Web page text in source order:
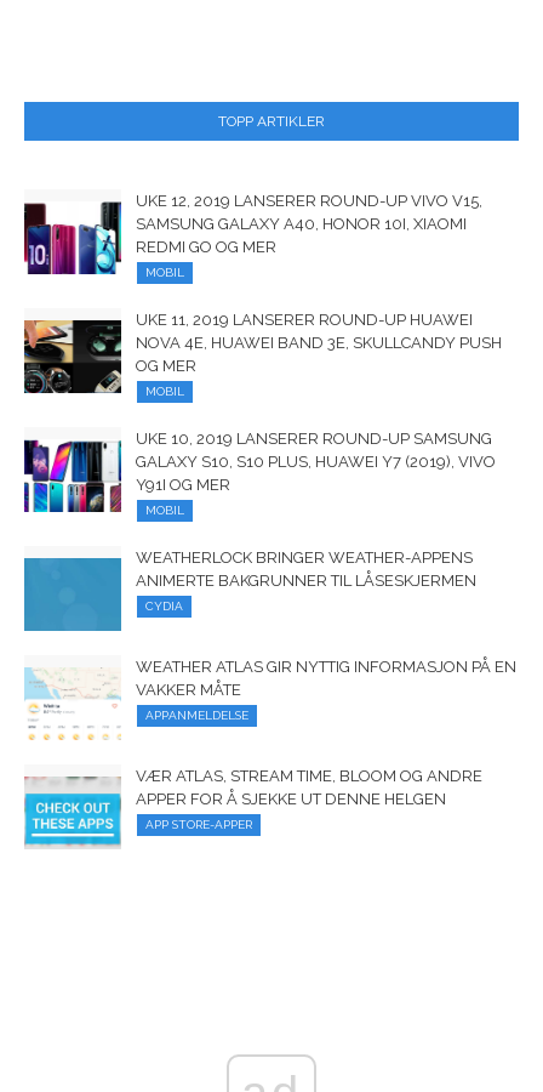
TOPP ARTIKLER
UKE 12, 2019 LANSERER ROUND-UP VIVO V15,
SAMSUNG GALAXY A40, HONOR 10I, XIAOMI
REDMI GO OG MER
MOBIL
UKE 11, 2019 LANSERER ROUND-UP HUAWEI
NOVA 4E, HUAWEI BAND 3E, SKULLCANDY PUSH
OG MER
MOBIL
UKE 10, 2019 LANSERER ROUND-UP SAMSUNG
GALAXY S10, S10 PLUS, HUAWEI Y7 (2019), VIVO
Y91I OG MER
MOBIL
WEATHERLOCK BRINGER WEATHER-APPENS
ANIMERTE BAKGRUNNER TIL LÅSESKJERMEN
CYDIA
WEATHER ATLAS GIR NYTTIG INFORMASJON PÅ EN
VAKKER MÅTE
APPANMELDELSE
VÆR ATLAS, STREAM TIME, BLOOM OG ANDRE
APPER FOR Å SJEKKE UT DENNE HELGEN
APP STORE-APPER